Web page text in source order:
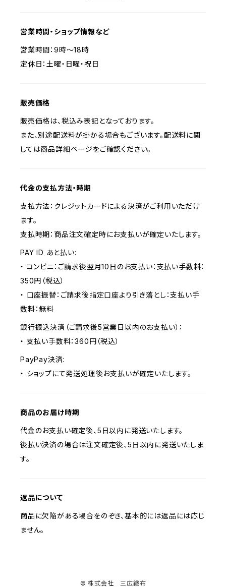
営業時間・ショップ情報など
営業時間：9時～18時
定休日：土曜・日曜・祝日
販売価格
販売価格は、税込み表記となっております。
また、別途配送料が掛かる場合もございます。配送料に関
しては商品詳細ページをご確認ください。
代金の支払方法・時期
支払方法：クレジットカードによる決済がご利用いただけ
ます。
支払時期：商品注文確定時にお支払いが確定いたします。
PAY ID あと払い:
・ コンビニ：ご請求後翌月10日のお支払い：支払い手数料：
350円（税込）
・ 口座振替：ご請求後指定口座より引き落とし：支払い手
数料：無料
銀行振込決済（ご請求後5営業日以内のお支払い）：
・ 支払い手数料：360円（税込）
PayPay決済:
・ ショップにて発送処理後お支払いが確定いたします。
商品のお届け時期
代金のお支払い確定後、5日以内に発送いたします。
後払い決済の場合は注文確定後、5日以内に発送いたしま
す。
返品について
商品に欠陥がある場合をのぞき、基本的には返品には応じ
ません。
© 株式会社 三広織布